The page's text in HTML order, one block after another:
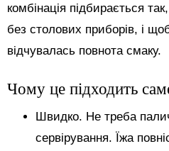
комбінація підбирається
без столових приборів, і
відчувалась повнота смаку.
Чому це підходить
Швидко. Не треба
сервірування. Їжа